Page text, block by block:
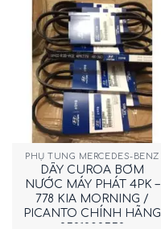
PHỤ TÙNG MERCEDES-BENZ
DÂY CUROA BƠM
NƯỚC MÁY PHÁT 4PK –
778 KIA MORNING /
PICANTO CHÍNH HÃNG